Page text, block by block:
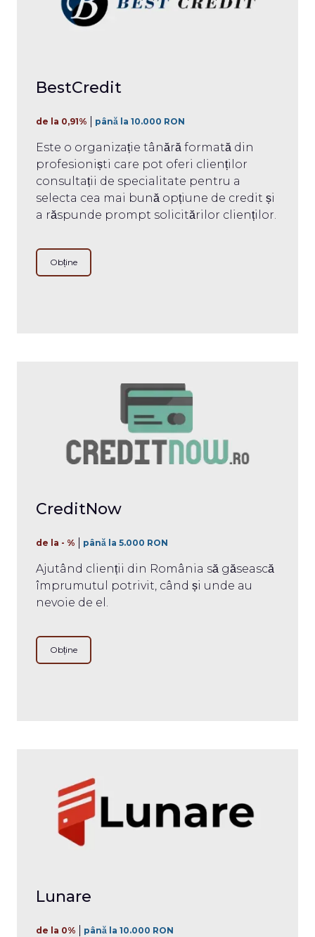
BestCredit
de la 0,91% până la 10.000 RON
Este o organizație tânără formată din
profesioniști care pot oferi clienților
consultații de specialitate pentru a
selecta cea mai bună opțiune de credit și
a răspunde prompt solicitărilor clienților.
Obține
CreditNow
de la - % până la 5.000 RON
Ajutând clienții din România să găsească
împrumutul potrivit, când și unde au
nevoie de el.
Obține
Lunare
de la 0% până la 10.000 RON